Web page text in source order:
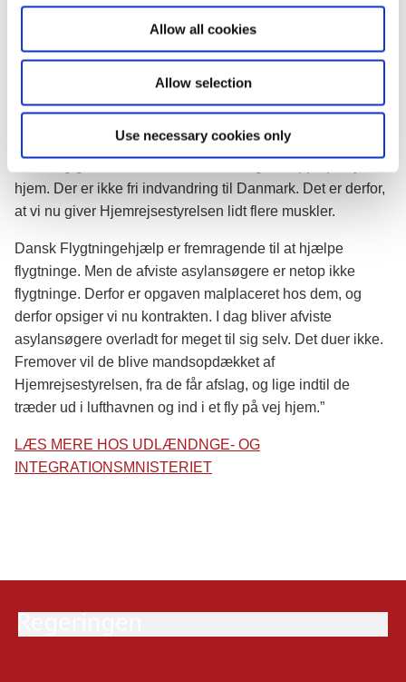
Allow all cookies
Allow selection
Use necessary cookies only
”Der er brug for en mere fast hånd, når afviste
asylansøgernes advokater og tolke. Efter en grundig
behandling har de fået afslag – i sidste ende af et
hjem. Der er ikke fri indvandring til Danmark. Det er derfor,
at vi nu giver Hjemrejsestyrelsen lidt flere muskler.
Dansk Flygtningehjælp er fremragende til at hjælpe
flygtninge. Men de afviste asylansøgere er netop ikke
flygtninge. Derfor er opgaven malplaceret hos dem, og
derfor opsiger vi nu kontrakten. I dag bliver afviste
asylansøgere overladt for meget til sig selv. Det duer ikke.
Fremover vil de blive mandsopdækket af
Hjemrejsestyrelsen, fra de får afslag, og lige indtil de
træder ud i lufthavnen og ind i et fly på vej hjem.”
LÆS MERE HOS UDLÆNDNGE- OG
INTEGRATIONSMNISTERIET